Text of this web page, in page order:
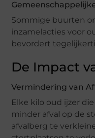
Sommige buurten
inzamelacties voor
bevordert
De Impact
Vermindering van
Elke kilo oud ijzer
minder afval op de
afvalberg te